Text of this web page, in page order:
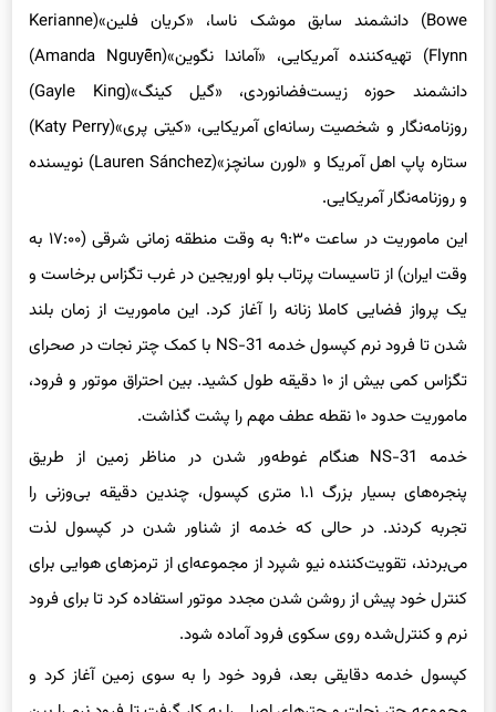
Bowe) دانشمند سابق موشک ناسا، «کریان فلین»(Kerianne
Flynn) تهیه‌کننده آمریکایی، «آماندا نگوین»(Amanda Nguyễn)
دانشمند حوزه زیست‌فضانوردی، «گیل کینگ»(Gayle King)
روزنامه‌نگار و شخصیت رسانه‌ای آمریکایی، «کیتی پری»(Katy Perry)
ستاره پاپ اهل آمریکا و «لورن سانچز»(Lauren Sánchez) نویسنده
و روزنامه‌نگار آمریکایی.
این ماموریت در ساعت ۹:۳۰ به وقت منطقه زمانی شرقی (۱۷:۰۰ به
وقت ایران) از تاسیسات پرتاب بلو اوریجین در غرب تگزاس برخاست و
یک پرواز فضایی کاملا زنانه را آغاز کرد. این ماموریت از زمان بلند
شدن تا فرود نرم کپسول خدمه NS-31 با کمک چتر نجات در صحرای
تگزاس کمی بیش از ۱۰ دقیقه طول کشید. بین احتراق موتور و فرود،
ماموریت حدود ۱۰ نقطه عطف مهم را پشت گذاشت.
خدمه NS-31 هنگام غوطه‌ور شدن در مناظر زمین از طریق
پنجره‌های بسیار بزرگ ۱.۱ متری کپسول، چندین دقیقه بی‌وزنی را
تجربه کردند. در حالی که خدمه از شناور شدن در کپسول لذت
می‌بردند، تقویت‌کننده نیو شپرد از مجموعه‌ای از ترمزهای هوایی برای
کنترل خود پیش از روشن شدن مجدد موتور استفاده کرد تا برای فرود
نرم و کنترل‌شده روی سکوی فرود آماده شود.
کپسول خدمه دقایقی بعد، فرود خود را به سوی زمین آغاز کرد و